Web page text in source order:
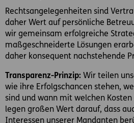
Rechtsangelegenheiten sind
daher Wert auf persönliche
wir gemeinsam erfolgreiche
maßgeschneiderte Lösungen
daher konsequent nachstehende
Transparenz-Prinzip: Wir teilen
wie ihre Erfolgschancen stehen,
sind und wann mit welchen
legen großen Wert darauf, dass
Interessen unserer Mandanten